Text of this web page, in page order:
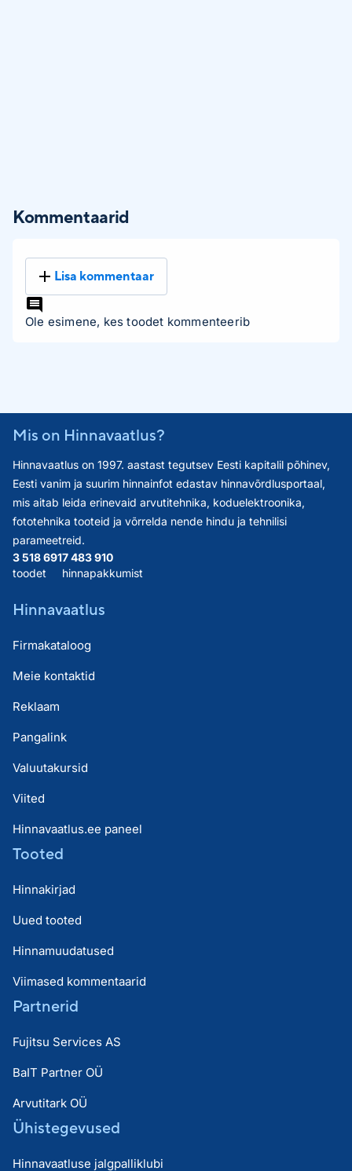
Kommentaarid
Lisa kommentaar
Ole esimene, kes toodet kommenteerib
Mis on Hinnavaatlus?
Hinnavaatlus on 1997. aastast tegutsev Eesti kapitalil põhinev,
Eesti vanim ja suurim hinnainfot edastav hinnavõrdlusportaal,
mis aitab leida erinevaid arvutitehnika, koduelektroonika,
fototehnika tooteid ja võrrelda nende hindu ja tehnilisi
parameetreid.
3 518 691
toodet
7 483 910
hinnapakkumist
Hinnavaatlus
Firmakataloog
Meie kontaktid
Reklaam
Pangalink
Valuutakursid
Viited
Hinnavaatlus.ee paneel
Tooted
Hinnakirjad
Uued tooted
Hinnamuudatused
Viimased kommentaarid
Partnerid
Fujitsu Services AS
BaIT Partner OÜ
Arvutitark OÜ
Ühistegevused
Hinnavaatluse jalgpalliklubi